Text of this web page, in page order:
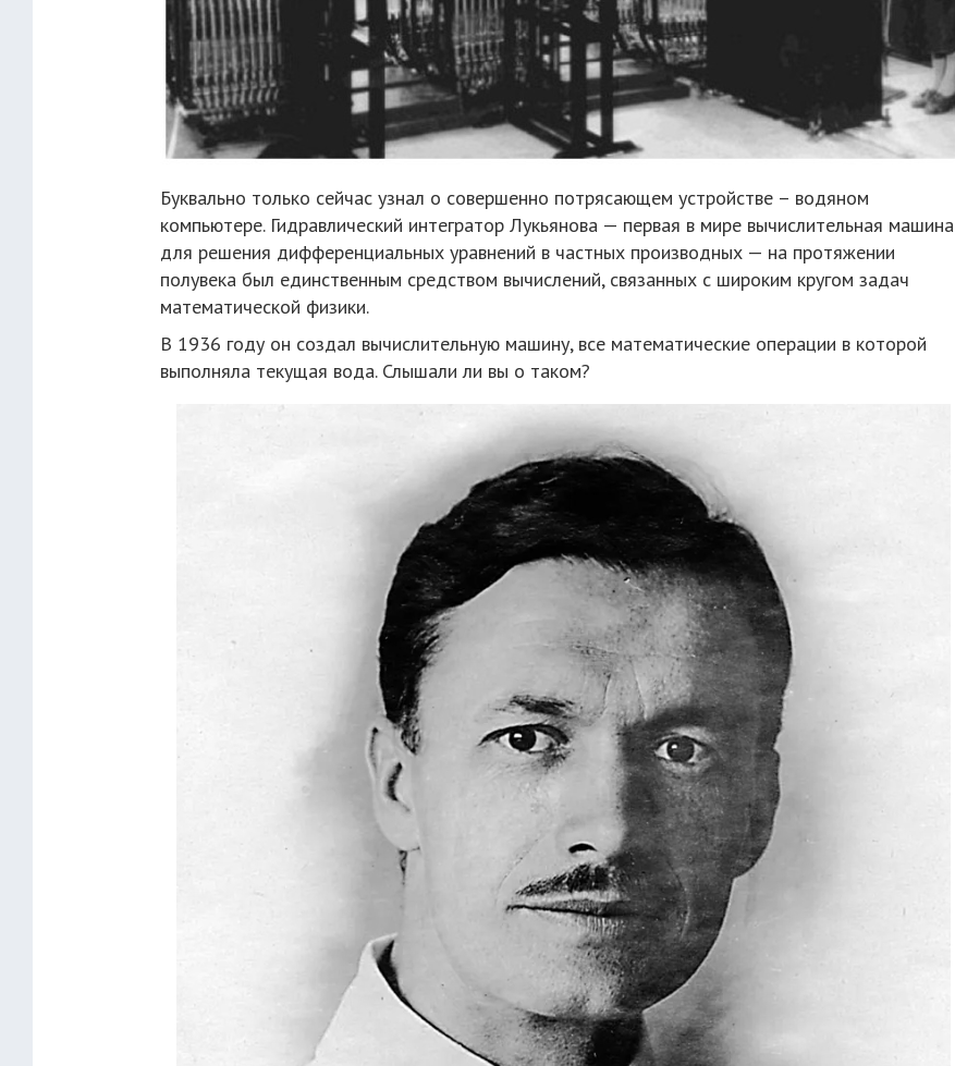
Буквально только сейчас узнал о совершенно потрясающем устройстве – водяном
компьютере. Гидравлический интегратор Лукьянова — первая в мире вычислительная машина
для решения дифференциальных уравнений в частных производных — на протяжении
полувека был единственным средством вычислений, связанных с широким кругом задач
математической физики.
В 1936 году он создал вычислительную машину, все математические операции в которой
выполняла текущая вода. Слышали ли вы о таком?